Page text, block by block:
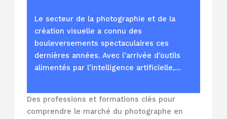
Le secteur de la photographie et de la
création visuelle a connu des
bouleversements spectaculaires ces
dernières années. Avec l’arrivée d’outils
alimentés par l’intelligence artificielle,…
Des professions et formations clés pour
comprendre le marché du photographe en